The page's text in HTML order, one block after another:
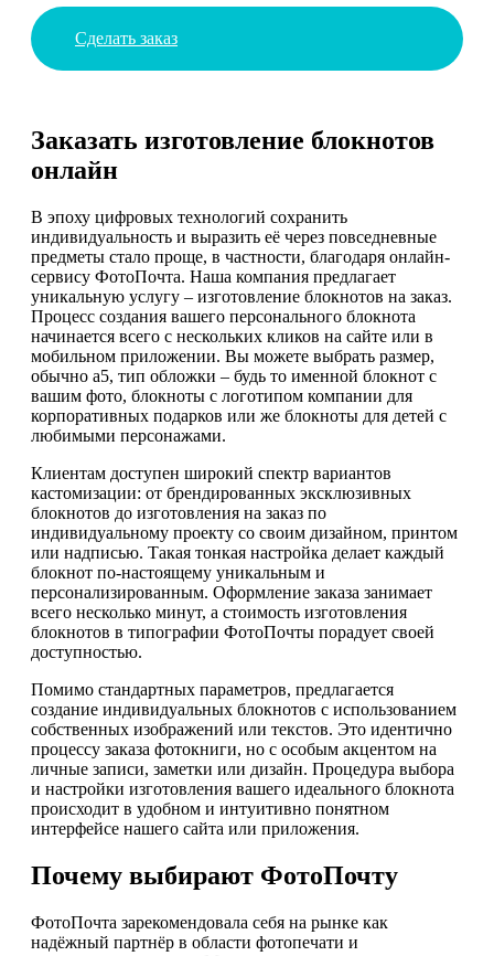
Сделать заказ
Заказать изготовление блокнотов
онлайн
В эпоху цифровых технологий сохранить
индивидуальность и выразить её через повседневные
предметы стало проще, в частности, благодаря онлайн-
сервису ФотоПочта. Наша компания предлагает
уникальную услугу – изготовление блокнотов на заказ.
Процесс создания вашего персонального блокнота
начинается всего с нескольких кликов на сайте или в
мобильном приложении. Вы можете выбрать размер,
обычно а5, тип обложки – будь то именной блокнот с
вашим фото, блокноты с логотипом компании для
корпоративных подарков или же блокноты для детей с
любимыми персонажами.
Клиентам доступен широкий спектр вариантов
кастомизации: от брендированных эксклюзивных
блокнотов до изготовления на заказ по
индивидуальному проекту со своим дизайном, принтом
или надписью. Такая тонкая настройка делает каждый
блокнот по-настоящему уникальным и
персонализированным. Оформление заказа занимает
всего несколько минут, а стоимость изготовления
блокнотов в типографии ФотоПочты порадует своей
доступностью.
Помимо стандартных параметров, предлагается
создание индивидуальных блокнотов с использованием
собственных изображений или текстов. Это идентично
процессу заказа фотокниги, но с особым акцентом на
личные записи, заметки или дизайн. Процедура выбора
и настройки изготовления вашего идеального блокнота
происходит в удобном и интуитивно понятном
интерфейсе нашего сайта или приложения.
Почему выбирают ФотоПочту
ФотоПочта зарекомендовала себя на рынке как
надёжный партнёр в области фотопечати и